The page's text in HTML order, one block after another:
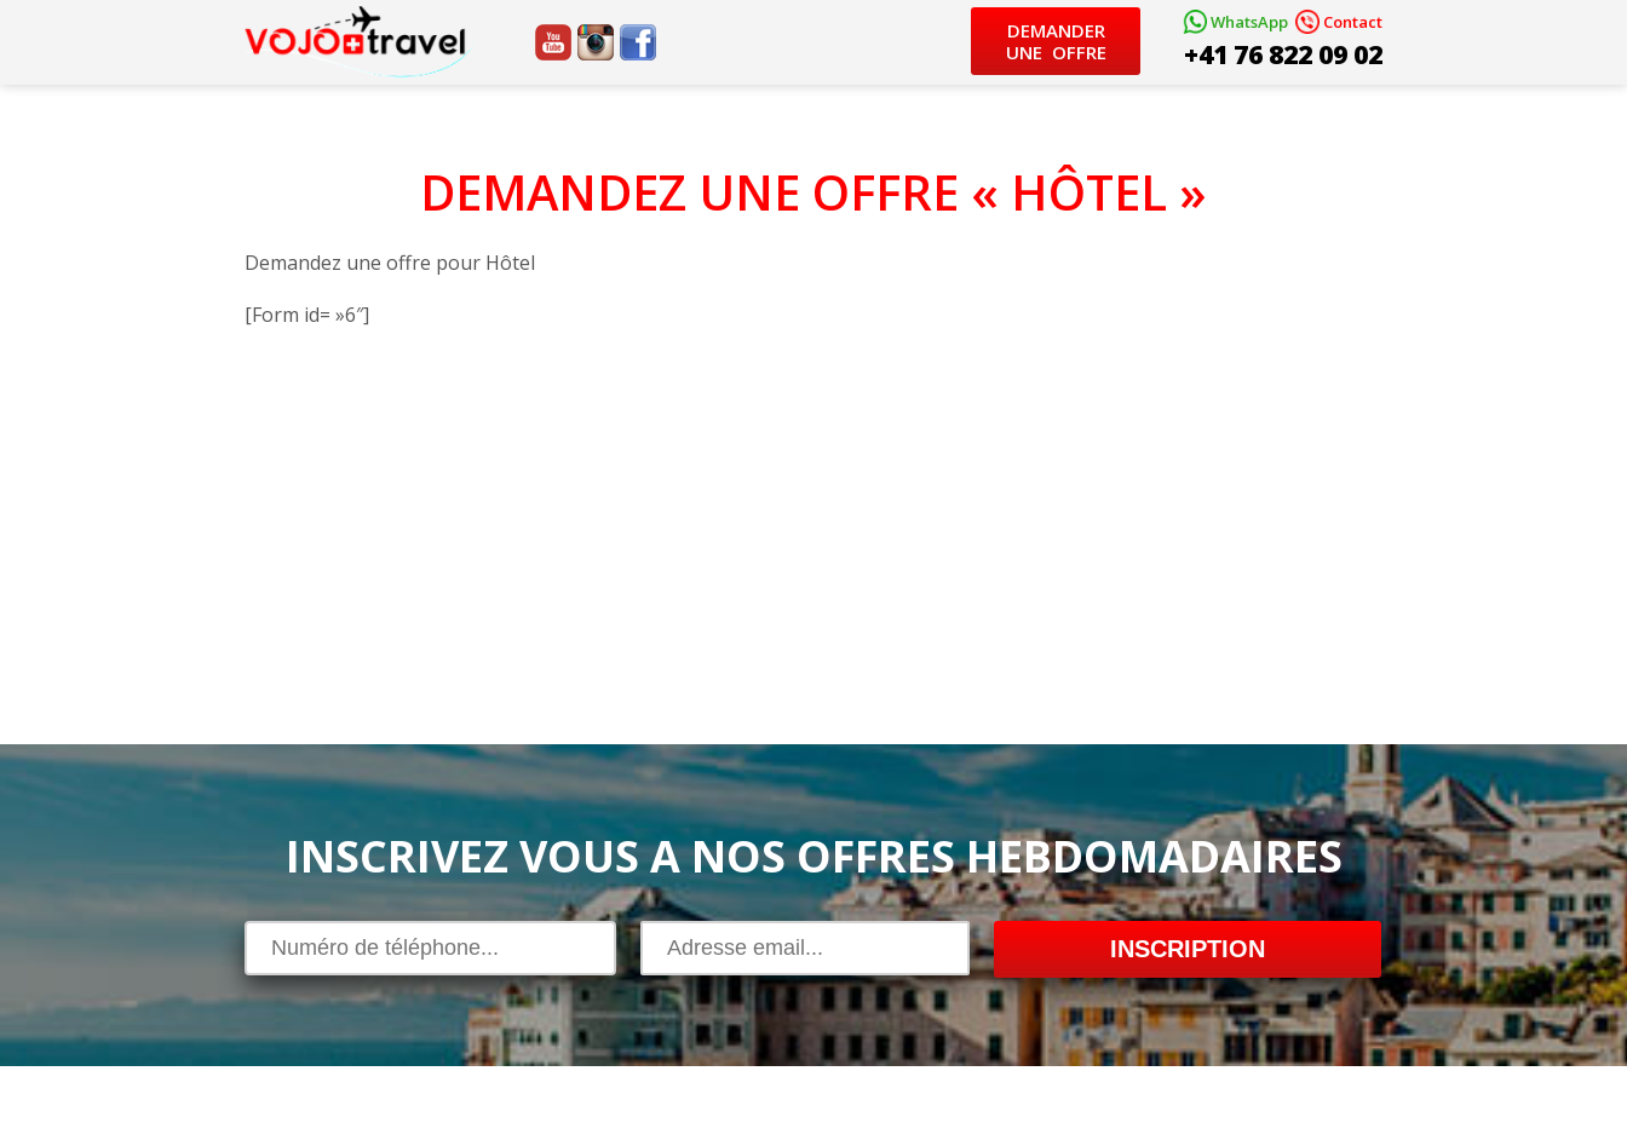
DEMANDER
UNE OFFRE
Contact
WhatsApp
+41 76 822 09 02
DEMANDEZ UNE OFFRE « HÔTEL »
Demandez une offre pour Hôtel
[Form id= »6″]
INSCRIVEZ VOUS A NOS OFFRES HEBDOMADAIRES